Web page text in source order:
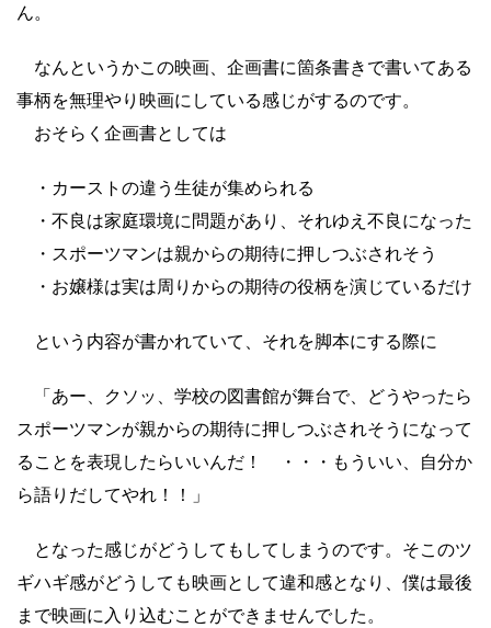
ん。
なんというかこの映画、企画書に箇条書きで書いてある
事柄を無理やり映画にしている感じがするのです。
おそらく企画書としては
・カーストの違う生徒が集められる
・不良は家庭環境に問題があり、それゆえ不良になった
・スポーツマンは親からの期待に押しつぶされそう
・お嬢様は実は周りからの期待の役柄を演じているだけ
という内容が書かれていて、それを脚本にする際に
「あー、クソッ、学校の図書館が舞台で、どうやったら
スポーツマンが親からの期待に押しつぶされそうになって
ることを表現したらいいんだ！ ・・・もういい、自分か
ら語りだしてやれ！！」
となった感じがどうしてもしてしまうのです。そこのツ
ギハギ感がどうしても映画として違和感となり、僕は最後
まで映画に入り込むことができませんでした。